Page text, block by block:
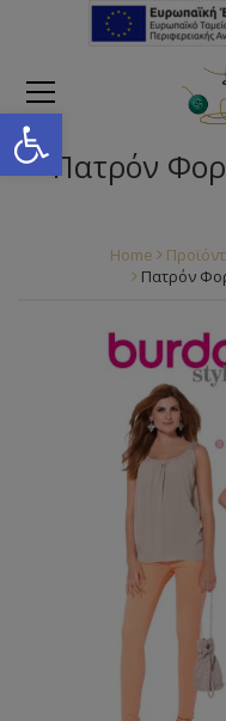
Open toolbar
Πατρόν
Home
Πατρόν